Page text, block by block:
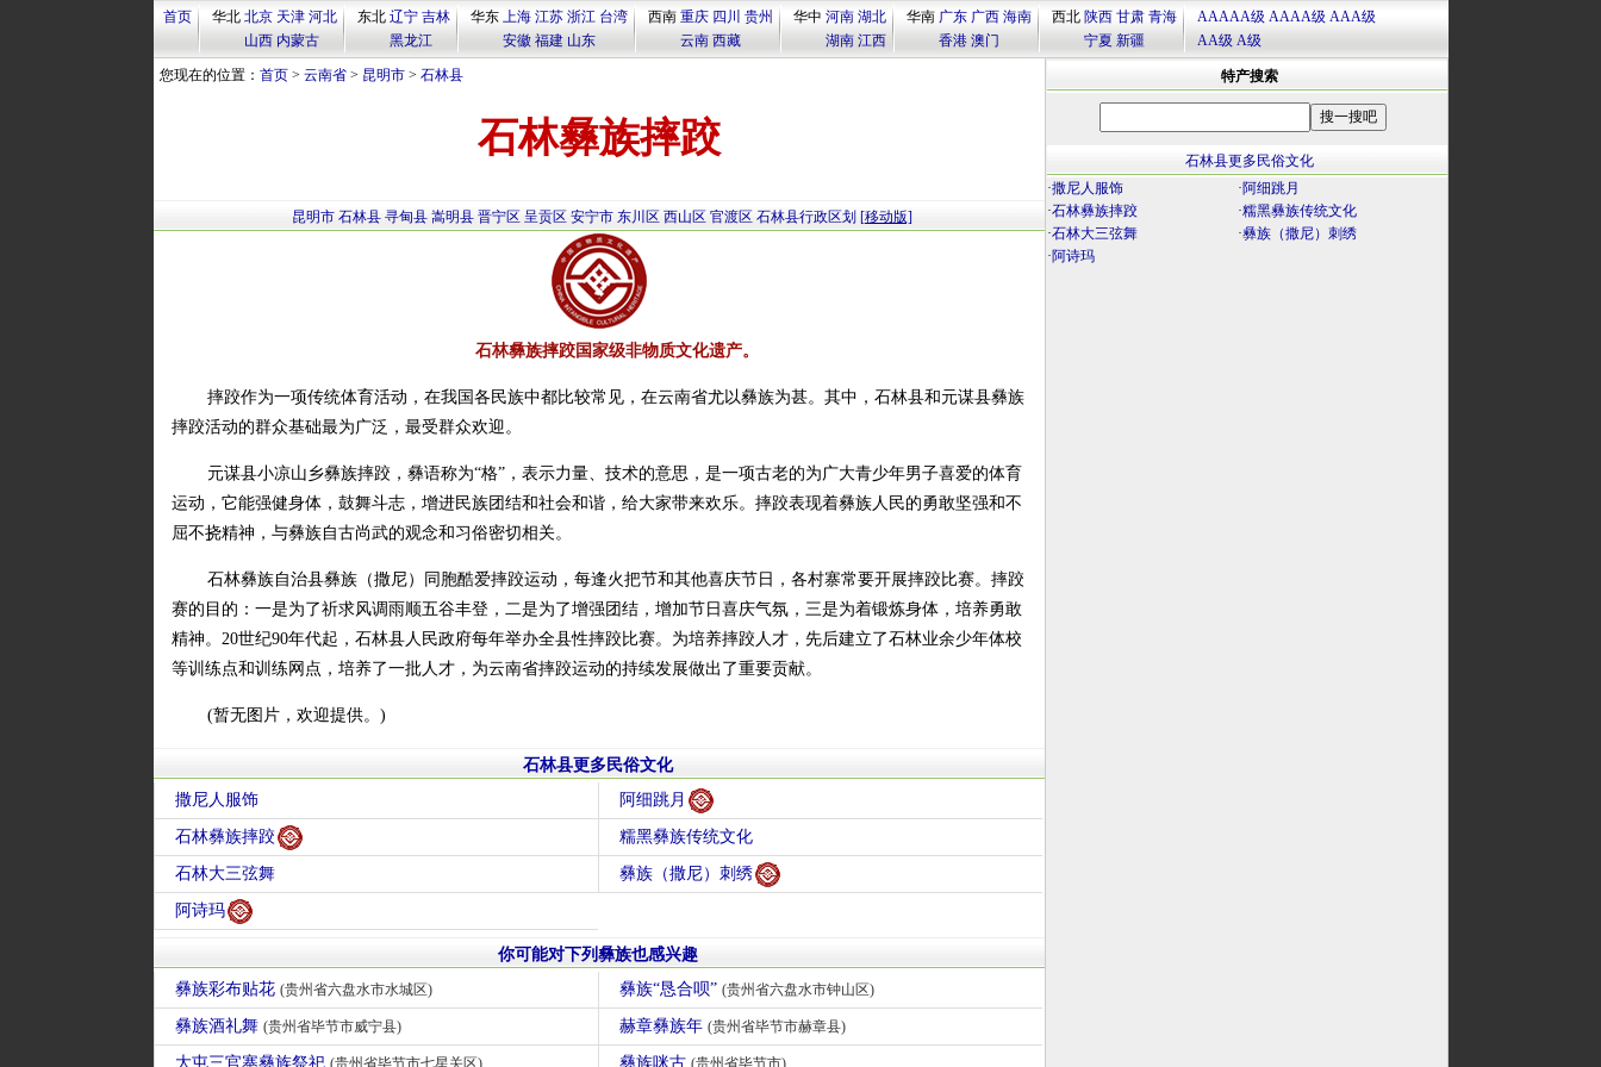
首页 华北 北京 天津 河北
山西 内蒙古
东北 辽宁 吉林
黑龙江
华东 上海 江苏 浙江 台湾
安徽 福建 山东
西南 重庆 四川 贵州
云南 西藏
华中 河南 湖北
湖南 江西
华南 广东 广西 海南
香港 澳门
西北 陕西 甘肃 青海
宁夏 新疆
AAAAA级 AAAA级 AAA级
AA级 A级
您现在的位置： 首页> 云南省> 昆明市> 石林县
石林彝族摔跤
昆明市 石林县 寻甸县 嵩明县 晋宁区 呈贡区 安宁市 东川区 西山区 官渡区 石林县行政区划 [移动版]
石林彝族摔跤国家级非物质文化遗产。
摔跤作为一项传统体育活动，在我国各民族中都比较常见，在云南省尤以彝族为甚。其中，石林县和元谋县彝族
摔跤活动的群众基础最为广泛，最受群众欢迎。
元谋县小凉山乡彝族摔跤，彝语称为“格”，表示力量、技术的意思，是一项古老的为广大青少年男子喜爱的体育
运动，它能强健身体，鼓舞斗志，增进民族团结和社会和谐，给大家带来欢乐。摔跤表现着彝族人民的勇敢坚强和不
屈不挠精神，与彝族自古尚武的观念和习俗密切相关。
石林彝族自治县彝族（撒尼）同胞酷爱摔跤运动，每逢火把节和其他喜庆节日，各村寨常要开展摔跤比赛。摔跤
赛的目的：一是为了祈求风调雨顺五谷丰登，二是为了增强团结，增加节日喜庆气氛，三是为着锻炼身体，培养勇敢
精神。20世纪90年代起，石林县人民政府每年举办全县性摔跤比赛。为培养摔跤人才，先后建立了石林业余少年体校
等训练点和训练网点，培养了一批人才，为云南省摔跤运动的持续发展做出了重要贡献。
(暂无图片，欢迎提供。)
石林县更多民俗文化
撒尼人服饰
阿细跳月
石林彝族摔跤 糯黑彝族传统文化
石林大三弦舞 彝族（撒尼）刺绣
阿诗玛
你可能对下列彝族也感兴趣
彝族彩布贴花 (贵州省六盘水市水城区) 彝族“恳合呗” (贵州省六盘水市钟山区)
彝族酒礼舞 (贵州省毕节市威宁县) 赫章彝族年 (贵州省毕节市赫章县)
大屯三官寨彝族祭祀 (贵州省毕节市七星关区) 彝族咪古 (贵州省毕节市)
特产搜索
石林县更多民俗文化
·撒尼人服饰 ·阿细跳月
·石林彝族摔跤 ·糯黑彝族传统文化
·石林大三弦舞 ·彝族（撒尼）刺绣
·阿诗玛